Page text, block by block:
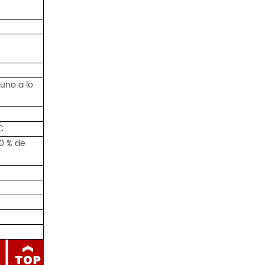
a lo
% de